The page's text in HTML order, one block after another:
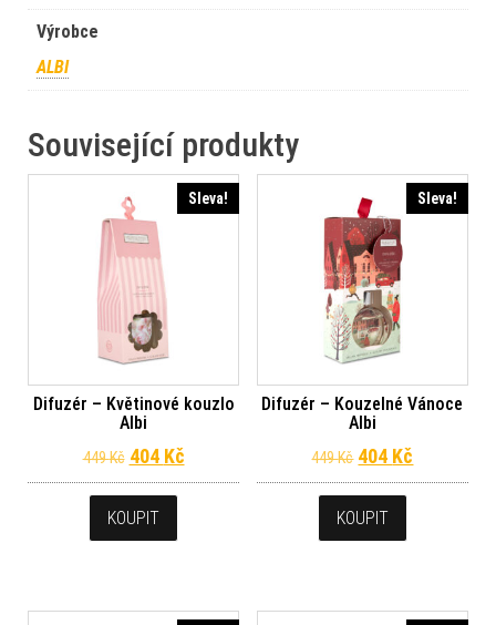
Výrobce
ALBI
Související produkty
Sleva!
Difuzér – Květinové kouzlo
Albi
449Kč Původní cena byla: 449 Kč.
404 KčAktuální cena je: 404 Kč.
KOUPIT
Sleva!
Difuzér – Kouzelné Vánoce
Albi
449Kč Původní cena
404 Kč
KOUPIT